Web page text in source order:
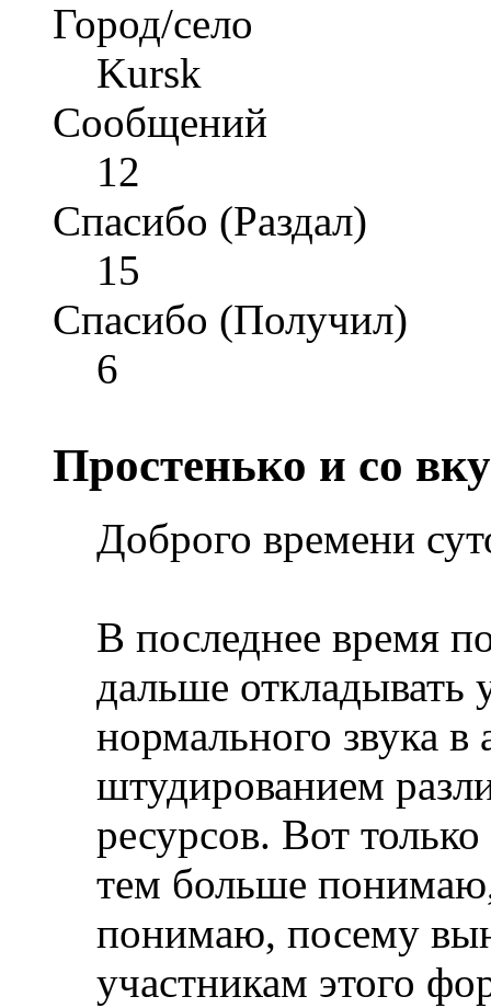
Город/село
Kursk
Сообщений
12
Спасибо (Раздал)
15
Спасибо (Получил)
6
Простенько и со
Доброго времени
В последнее время
дальше откладывать
нормального звука в
штудированием
ресурсов. Вот
тем больше
понимаю, посему
участникам этого